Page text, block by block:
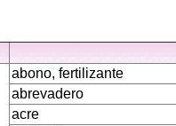
abono, fertilizante
abrevadero
acre